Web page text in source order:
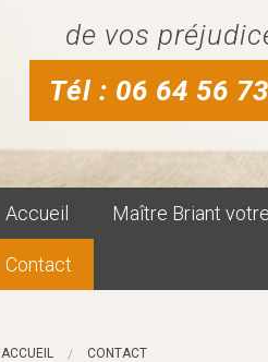
de vos
Tél : 06 64 56
Accueil Maître Briant
Contact
ACCUEIL CONTACT